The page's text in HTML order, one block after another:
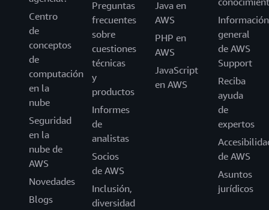
Centro
de
conceptos
de
computación
en la
nube
Seguridad
en la
nube de
AWS
Novedades
Blogs
Preguntas
frecuentes
sobre
cuestiones
técnicas
y
productos
Informes
de
analistas
Socios
de AWS
Inclusión,
diversidad
Java en
AWS
PHP en
AWS
JavaScript
en AWS
Información
general
de AWS
Support
Reciba
ayuda
de
expertos
de AWS
Asuntos
jurídicos